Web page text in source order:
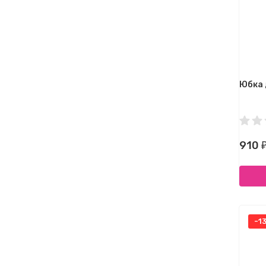
Юбка
910
-